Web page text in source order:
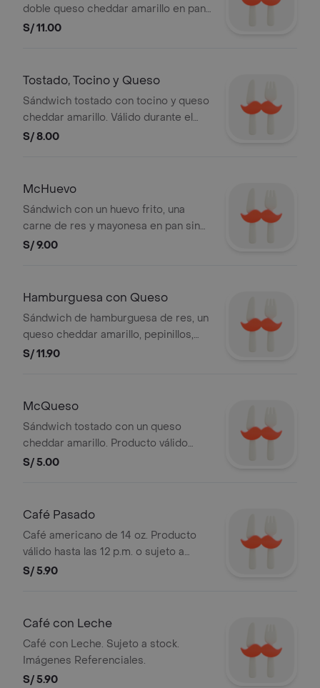
doble queso cheddar amarillo en pan
sin ajonjolí. Producto válido hasta las
S/ 11.00
Tostado, Tocino y Queso
Sándwich tostado con tocino y queso
cheddar amarillo. Válido durante el
mes. Imagenes referenciales. Stock:
S/ 8.00
McHuevo
Sándwich con un huevo frito, una
carne de res y mayonesa en pan sin
ajonjolí. Producto válido hasta las 12
S/ 9.00
Hamburguesa con Queso
Sándwich de hamburguesa de res, un
queso cheddar amarillo, pepinillos,
mostaza, ketchup, cebolla fresca en
S/ 11.90
McQueso
Sándwich tostado con un queso
cheddar amarillo. Producto válido
hasta las 12 p.m. o sujeto a stock.
S/ 5.00
Café Pasado
Café americano de 14 oz. Producto
válido hasta las 12 p.m. o sujeto a
stock. Imagen referencial.
S/ 5.90
Café con Leche
Café con Leche. Sujeto a stock.
Imágenes Referenciales.
S/ 5.90